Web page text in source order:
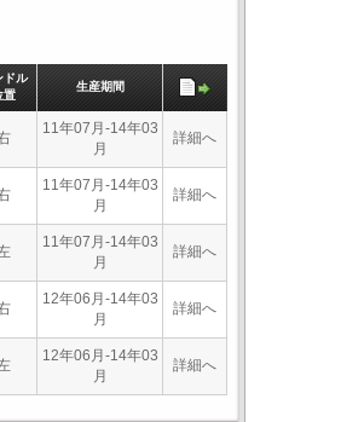
ドル
置
生産期間
11年07月-14年03
月
詳細へ
11年07月-14年03
月
詳細へ
11年07月-14年03
月
詳細へ
12年06月-14年03
月
詳細へ
12年06月-14年03
月
詳細へ